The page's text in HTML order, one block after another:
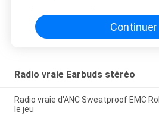
Continuer
Radio vraie Earbuds stéréo
Radio vraie d'ANC Sweatproof EMC
le jeu